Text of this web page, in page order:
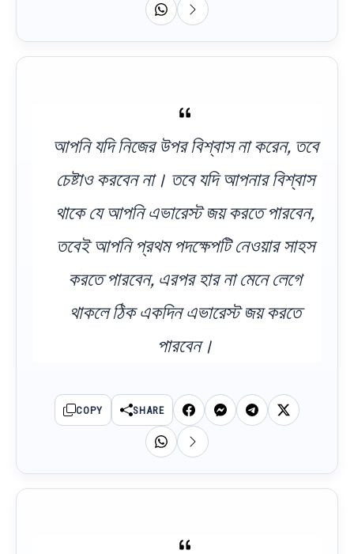
আপনি যদি নিজের উপর বিশ্বাস না করেন, তবে
চেষ্টাও করবেন না। তবে যদি আপনার বিশ্বাস
থাকে যে আপনি এভারেস্ট জয় করতে পারবেন,
তবেই আপনি প্রথম পদক্ষেপটি নেওয়ার সাহস
করতে পারবেন, এরপর হার না মেনে লেগে
থাকলে ঠিক একদিন এভারেস্ট জয় করতে
পারবেন।
COPY SHARE